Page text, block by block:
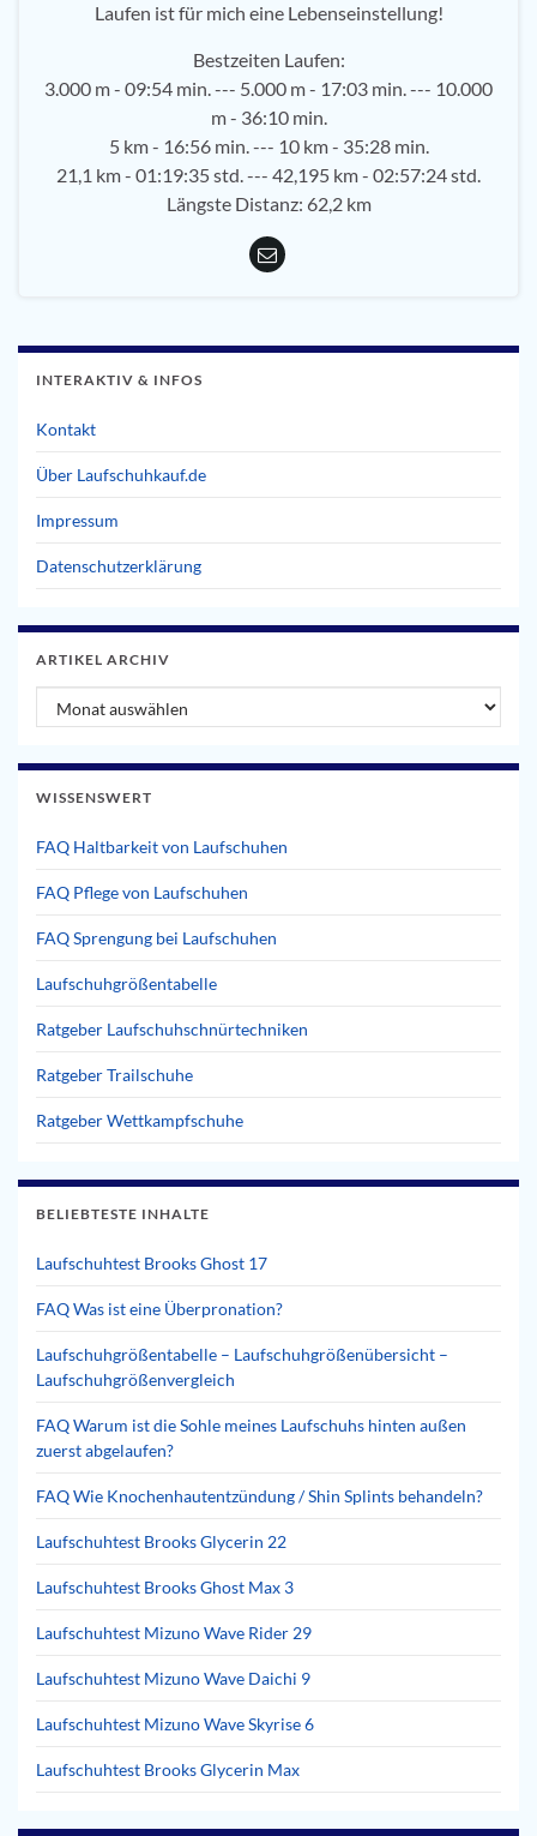
Laufen ist für mich eine Lebenseinstellung!
Bestzeiten Laufen:
3.000 m - 09:54 min. --- 5.000 m - 17:03 min. --- 10.000
m - 36:10 min.
5 km - 16:56 min. --- 10 km - 35:28 min.
21,1 km - 01:19:35 std. --- 42,195 km - 02:57:24 std.
Längste Distanz: 62,2 km
INTERAKTIV & INFOS
Kontakt
Über Laufschuhkauf.de
Impressum
Datenschutzerklärung
ARTIKEL ARCHIV
Artikel Archiv
WISSENSWERT
FAQ Haltbarkeit von Laufschuhen
FAQ Pflege von Laufschuhen
FAQ Sprengung bei Laufschuhen
Laufschuhgrößentabelle
Ratgeber Laufschuhschnürtechniken
Ratgeber Trailschuhe
Ratgeber Wettkampfschuhe
BELIEBTESTE INHALTE
Laufschuhtest Brooks Ghost 17
FAQ Was ist eine Überpronation?
Laufschuhgrößentabelle – Laufschuhgrößenübersicht –
Laufschuhgrößenvergleich
FAQ Warum ist die Sohle meines Laufschuhs hinten außen
zuerst abgelaufen?
FAQ Wie Knochenhautentzündung / Shin Splints behandeln?
Laufschuhtest Brooks Glycerin 22
Laufschuhtest Brooks Ghost Max 3
Laufschuhtest Mizuno Wave Rider 29
Laufschuhtest Mizuno Wave Daichi 9
Laufschuhtest Mizuno Wave Skyrise 6
Laufschuhtest Brooks Glycerin Max